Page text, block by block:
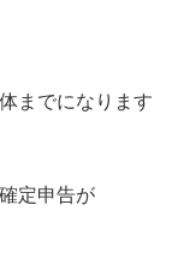
までになります
定申告が